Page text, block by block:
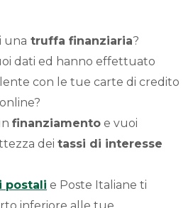
una truffa finanziaria?
dati ed hanno effettuato
con le tue carte di credito
finanziamento e vuoi
dei tassi di interesse
postali e Poste Italiane ti